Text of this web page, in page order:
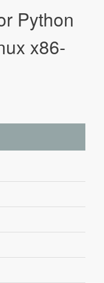
Python
x86-